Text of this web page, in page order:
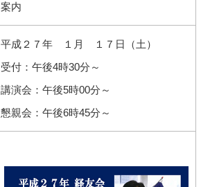
案内
平成２７年 １月 １７日（土）
受付：午後4時30分～
講演会：午後5時00分～
懇親会：午後6時45分～